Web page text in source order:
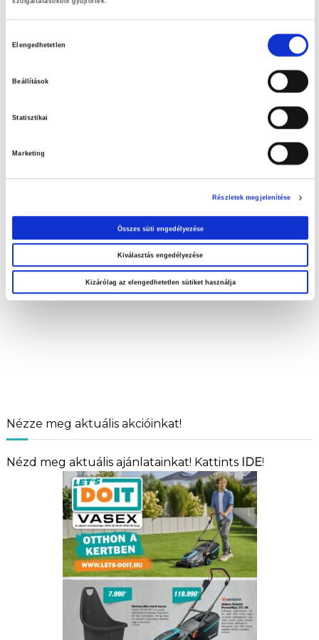
Elengedhetetlen
Beállítások
Statisztikai
Marketing
Részletek megjelenítése
Összes süti engedélyezése
Kiválasztás engedélyezése
Kizárólag az elengedhetetlen sütiket használja
+36 30 475 1200-as telefonszámon, keressen minket
üzenetben!
Jöjjön be személyesen!
Nézze meg aktuális akcióinkat!
Nézd meg aktuális ajánlatainkat! Kattints IDE!